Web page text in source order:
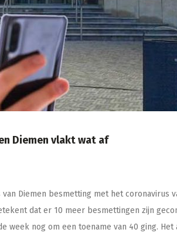
Diemen vlakt wat af
Diemen besmetting met het coronavirus
dat er 10 meer besmettingen zijn
week nog om een toename van 40 ging. Het